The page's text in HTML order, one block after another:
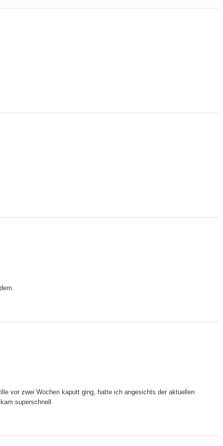
vor zwei Wochen kaputt ging, hatte ich angesichts der aktuellen
superschnell.